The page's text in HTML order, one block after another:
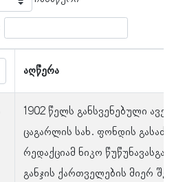
აღწერა
1902 წელს განსვენებული
ცაგარლის სახ. ფონდის
რედაქციამ ნიკო
განჯის ქართველების მიერ